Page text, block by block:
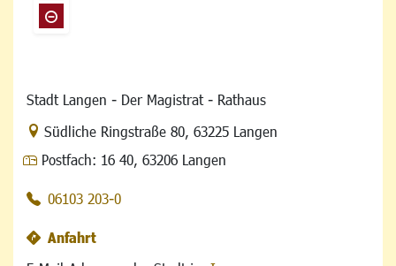
Stadt Langen - Der Magistrat - Rathaus
Link zur Google-Maps Navigation
Südliche Ringstraße 80, 63225 Langen
Postfach: 16 40, 63206 Langen
06103 203-0
Anfahrt